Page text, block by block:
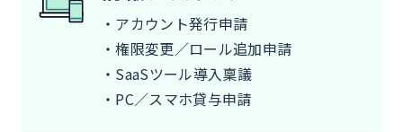
・アカウント発行申請
・権限変更／ロール追加申請
・SaaSツール導入稟議
・PC／スマホ貸与申請